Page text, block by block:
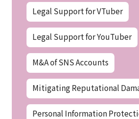
Legal Support for VTuber
Legal Support for YouTuber
M&A of SNS Accounts
Mitigating Reputational
Personal Information